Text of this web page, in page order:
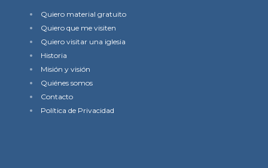
Quiero material gratuito
Quiero que me visiten
Quiero visitar una iglesia
Historia
Misión y visión
Quiénes somos
Contacto
Política de Privacidad